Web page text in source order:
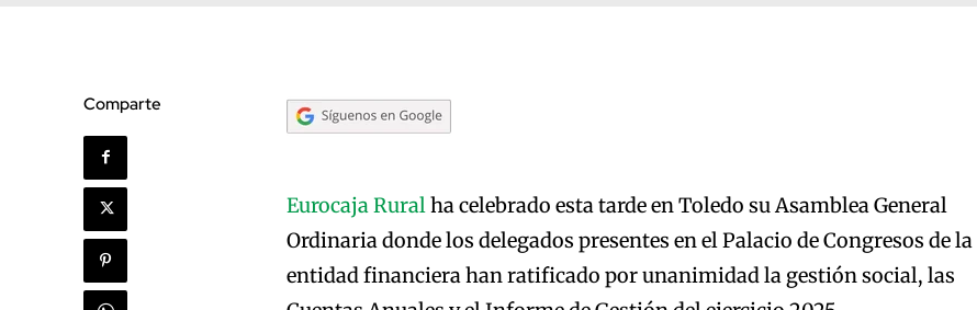
Comparte
Eurocaja Ruralha celebrado esta tarde en Toledo su Asamblea General
Ordinaria donde los delegados presentes en el Palacio de Congresos de la
entidad financiera han ratificado por unanimidad la gestión social, las